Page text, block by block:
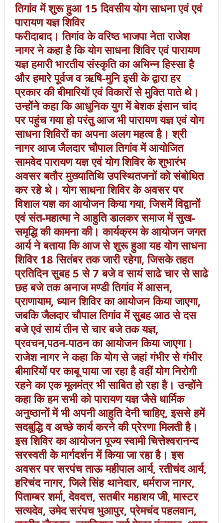
तिगांव में शुरू हुआ 15 दिवसीय योग साधना एवं एवं
पारायण यज्ञ शिविर
फरीदाबाद। तिगांव के वरिष्ठ भाजपा नेता राजेश
नागर ने कहा है कि योग साधना शिविर एवं पारायण
यज्ञ हमारी भारतीय संस्कृति का अभिन्न हिस्सा है
और हमारे पूर्वज व ऋषि-मुनि इसी के द्वारा हर
प्रकार की बीमारियों एवं विकारों से मुक्ति पाते थे।
उन्होंने कहा कि आधुनिक युग में बेशक इंसान चांद
पर पहुंच गया हो परंतु आज भी पारायण यज्ञ एवं योग
साधना शिविरों का अपना अलग महत्व है। श्री
नागर आज जैलदार चौपाल तिगांव में आयोजित
सामवेद पारायण यज्ञ एवं योग शिविर के शुभारंभ
अवसर बतौर मुख्यातिथि उपस्थितजनों को संबोधित
कर रहे थे। योग साधना शिविर के अवसर पर
विशाल यज्ञ का आयोजन किया गया, जिसमें विद्वानों
एवं संत-महात्मा ने आहुति डालकर समाज में सुख-
समृद्धि की कामना की। कार्यक्रम के आयोजन जगत
आर्य ने बताया कि आज से शुरू हुआ यह योग साधना
शिविर 18 सितंबर तक जारी रहेगा, जिसके तहत
प्रतिदिन सुबह 5 से 7 बजे व सायं साढे चार से साढे
छह बजे तक अनाज मण्डी तिगांव में आसन,
प्राणायाम, ध्यान शिविर का आयोजन किया जाएगा,
जबकि जैलदार चौपाल तिगांव में सुबह आठ से दस
बजे एवं सायं तीन से चार बजे तक यज्ञ,
प्रवचन,पठन-पाठन का आयोजन किया जाएगा।
राजेश नागर ने कहा कि योग से जहां गंभीर से गंभीर
बीमारियों पर काबू पाया जा रहा है वहीं योग निरोगी
रहने का एक मूलमंत्र भी साबित हो रहा है। उन्होंने
कहा कि हम सभी को पारायण यज्ञ जैसे धार्मिक
अनुष्ठानों में भी अपनी आहुति देनी चाहिए, इससे हमें
सदबुद्धि व अच्छे कार्य करने की प्रेरणा मिलती है।
इस शिविर का आयोजन पूज्य स्वामी चित्तेश्वरानन्द
सरस्वती के मार्गदर्शन में किया जा रहा है। इस
अवसर पर सरपंच ताऊ महीपाल आर्य, रतीचंद आर्य,
हरिचंद नागर, जिले सिंह थानेदार, धर्मराज नागर,
पिताम्बर शर्मा, देवदत्त, सतबीर महाशय जी, मास्टर
सत्यदेव, उमेद सरंपच भुआपुर, प्रेमचंद पहलवान,